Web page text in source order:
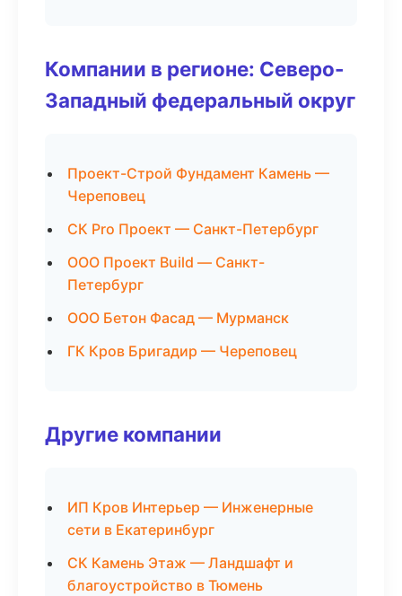
Компании в регионе: Северо-
Западный федеральный округ
Проект-Строй Фундамент Камень —
Череповец
СК Pro Проект — Санкт-Петербург
ООО Проект Build — Санкт-
Петербург
ООО Бетон Фасад — Мурманск
ГК Кров Бригадир — Череповец
Другие компании
ИП Кров Интерьер — Инженерные
сети в Екатеринбург
СК Камень Этаж — Ландшафт и
благоустройство в Тюмень